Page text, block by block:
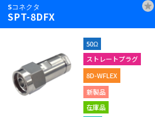
Sコネクタ
SPT-8DFX
50Ω
ストレートプラグ
8D-WFLEX
新製品
在庫品